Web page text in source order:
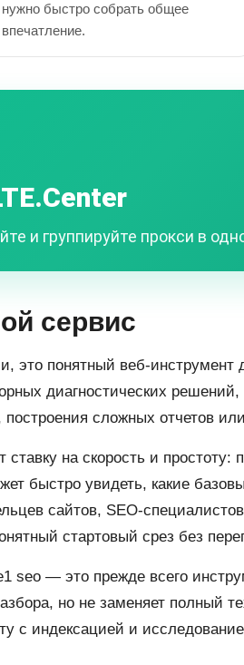
нужно быстро собрать общее
впечатление.
и группируйте прокси в
сервис
это понятный веб-инструмент
диагностических
сложных отчетов
на скорость и простоту:
быстро увидеть, какие
сайтов, SEO-
стартовый срез без
seo — это прежде всего
но не заменяет полный
с индексацией и